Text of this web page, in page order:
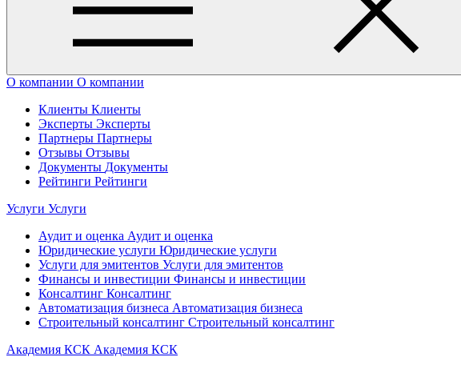
О компании О компании
Клиенты Клиенты
Эксперты Эксперты
Партнеры Партнеры
Отзывы Отзывы
Документы Документы
Рейтинги Рейтинги
Услуги Услуги
Аудит и оценка Аудит и оценка
Юридические услуги Юридические услуги
Услуги для эмитентов Услуги для эмитентов
Финансы и инвестиции Финансы и инвестиции
Консалтинг Консалтинг
Автоматизация бизнеса Автоматизация бизнеса
Строительный консалтинг Строительный консалтинг
Академия КСК Академия КСК